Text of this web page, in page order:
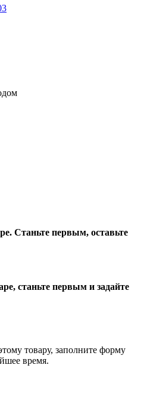
Станьте первым, оставьте
станьте первым и задайте
товару, заполните форму
время.